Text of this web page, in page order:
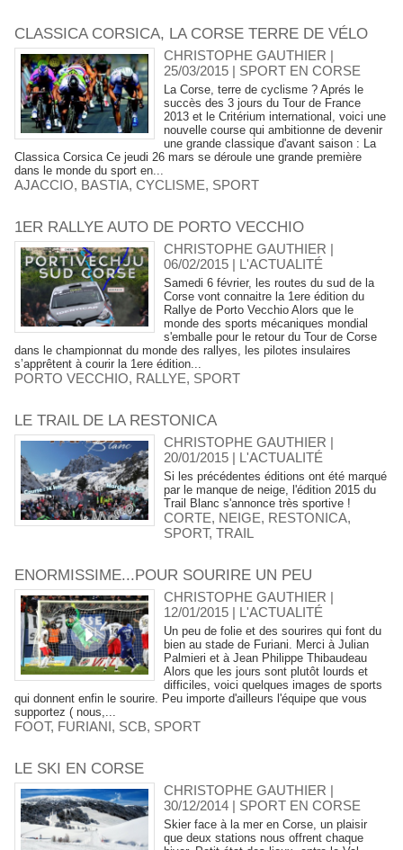
CLASSICA CORSICA, LA CORSE TERRE DE VÉLO
CHRISTOPHE GAUTHIER |
25/03/2015 | SPORT EN CORSE
La Corse, terre de cyclisme ? Aprés le
succès des 3 jours du Tour de France
2013 et le Critérium international, voici une
nouvelle course qui ambitionne de devenir
une grande classique d'avant saison : La
Classica Corsica Ce jeudi 26 mars se déroule une grande première
dans le monde du sport en...
AJACCIO, BASTIA, CYCLISME, SPORT
1ER RALLYE AUTO DE PORTO VECCHIO
CHRISTOPHE GAUTHIER |
06/02/2015 | L'ACTUALITÉ
Samedi 6 février, les routes du sud de la
Corse vont connaitre la 1ere édition du
Rallye de Porto Vecchio Alors que le
monde des sports mécaniques mondial
s'emballe pour le retour du Tour de Corse
dans le championnat du monde des rallyes, les pilotes insulaires
s’apprêtent à courir la 1ere édition...
PORTO VECCHIO, RALLYE, SPORT
LE TRAIL DE LA RESTONICA
CHRISTOPHE GAUTHIER |
20/01/2015 | L'ACTUALITÉ
Si les précédentes éditions ont été marqué
par le manque de neige, l'édition 2015 du
Trail Blanc s'annonce très sportive !
CORTE, NEIGE, RESTONICA,
SPORT,TRAIL
ENORMISSIME...POUR SOURIRE UN PEU
CHRISTOPHE GAUTHIER |
12/01/2015 | L'ACTUALITÉ
Un peu de folie et des sourires qui font du
bien au stade de Furiani. Merci à Julian
Palmieri et à Jean Philippe Thibaudeau
Alors que les jours sont plutôt lourds et
difficiles, voici quelques images de sports
qui donnent enfin le sourire. Peu importe d'ailleurs l'équipe que vous
supportez ( nous,...
FOOT, FURIANI, SCB, SPORT
LE SKI EN CORSE
CHRISTOPHE GAUTHIER |
30/12/2014 | SPORT EN CORSE
Skier face à la mer en Corse, un plaisir
que deux stations nous offrent chaque